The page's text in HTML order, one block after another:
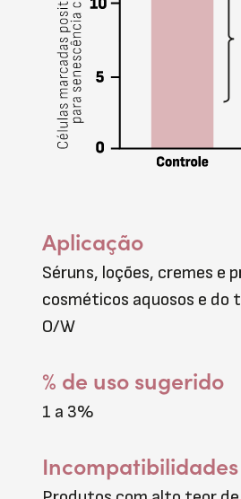
Aplicação
Séruns, loções, cremes e
cosméticos aquosos e do
O/W
% de uso sugerido
1 a 3%
Incompatibilidades